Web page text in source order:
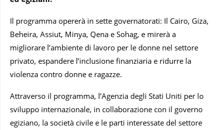
Il programma opererà in sette governatorati: Il Cairo, Giza,
Beheira, Assiut, Minya, Qena e Sohag, e mirerà a
migliorare l’ambiente di lavoro per le donne nel settore
privato, espandere l’inclusione finanziaria e ridurre la
violenza contro donne e ragazze.
Attraverso il programma, l’Agenzia degli Stati Uniti per lo
sviluppo internazionale, in collaborazione con il governo
egiziano, la società civile e le parti interessate del settore